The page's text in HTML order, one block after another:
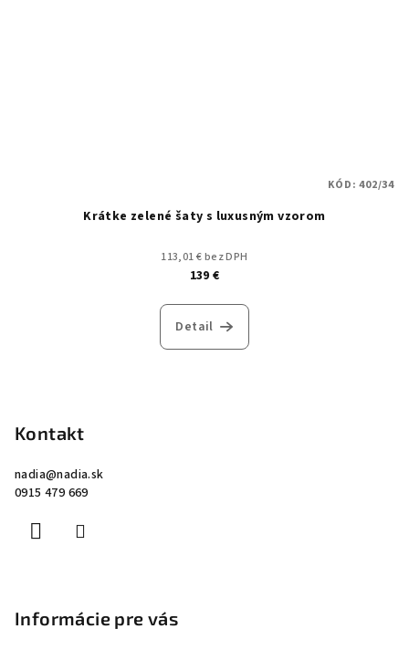
Krátke zelené šaty s luxusným vzorom
113,01 € bez DPH
139 €
Detail
KÓD:402/34
Kontakt
nadia@nadia.sk
0915 479 669
Informácie pre vás